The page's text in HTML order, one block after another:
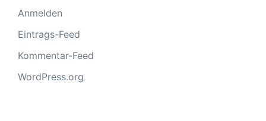
Anmelden
Eintrags-Feed
Kommentar-Feed
WordPress.org